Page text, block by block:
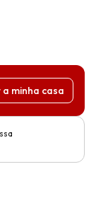
a minha casa